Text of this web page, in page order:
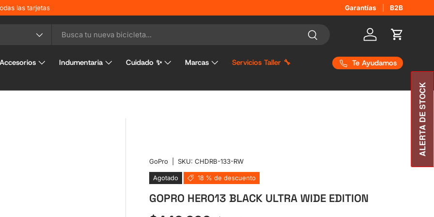
2691 Garantías B2B
Buscar
Iniciar sesión
Carrito
Accesorios Indumentaria Cuidado ✨ Marcas
Servicios Taller 🔧
Te Ayudamos
GoPro SKU: CHDRB-133-RW
Agotado 18 % de descuento
GOPRO HERO13 BLACK ULTRA WIDE EDITION
ALERTA DE STOCK